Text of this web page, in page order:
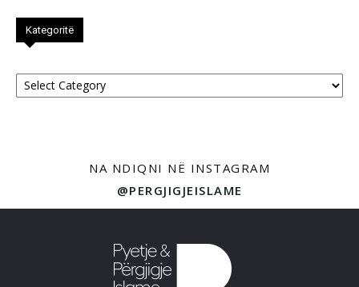
Kategoritë
Kategoritë
NA NDIQNI NË INSTAGRAM
@PERGJIGJEISLAME